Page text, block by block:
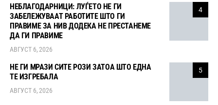
4
НЕБЛАГОДАРНИЦИ: ЛУЃЕТО НЕ ГИ
ЗАБЕЛЕЖУВААТ РАБОТИТЕ ШТО ГИ
ПРАВИМЕ ЗА НИВ ДОДЕКА НЕ ПРЕСТАНЕМЕ
ДА ГИ ПРАВИМЕ
АВГУСТ 6, 2026
5
НЕ ГИ МРАЗИ СИТЕ РОЗИ ЗАТОА ШТО ЕДНА
ТЕ ИЗГРЕБАЛА
АВГУСТ 6, 2026